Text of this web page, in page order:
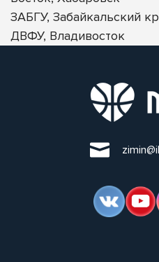
ЗАБГУ, Забайкальский
ДВФУ, Владивосток